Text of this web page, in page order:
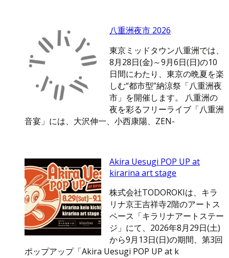
八重洲夜市 2026
東京ミッドタウン八重洲では、
8月28日(金)～9月6日(日)の10
日間にわたり、東京の晩夏を楽
しむ“都市型”納涼祭「八重洲夜
市」を開催します。 八重洲の
夜を彩るフリーライブ「八重洲
音宴」には、大沢伸一、小西康陽、ZEN-
Akira Uesugi POP UP at
kirarina art stage
株式会社TODOROKIは、キラ
リナ京王吉祥寺2階のアートス
ペース「キラリナアートステー
ジ」にて、2026年8月29日(土)
から9月13日(日)の期間、第3回
ポップアップ「Akira Uesugi POP UP at k